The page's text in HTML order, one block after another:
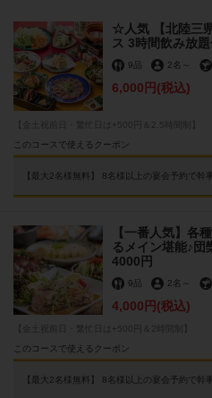
☆人気 【北陸三
ス 3時間飲み放
9品 2名 ～
6,000円 (税込)
このコースで使えるクーポン
【最大2名様無料】 8名様以上の宴会予約で幹
【一番人気】各
るメイン堪能♪団
4000円
9品 2名 ～
4,000円 (税込)
このコースで使えるクーポン
【最大2名様無料】 8名様以上の宴会予約で幹